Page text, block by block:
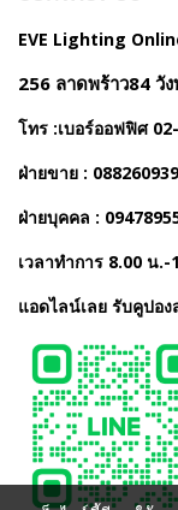
EVE Lighting
256 ลาดพร้าว84 วั
โทร :เบอร์ออฟฟิศ
ฝ่ายขาย :
ฝ่ายบุคคล :
เวลาทำการ 8.00 น.-
แอดไลน์เลย รับคูปอ